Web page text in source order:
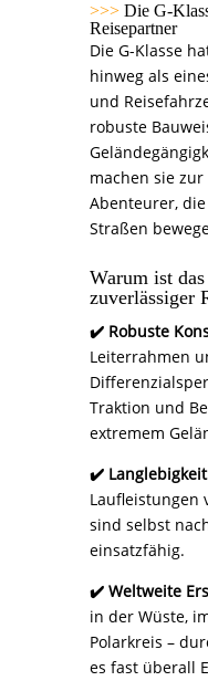
>>> Die G-
Reisepartner
Die G-Klasse
hinweg als
und
robuste
machen sie
Abenteurer,
Straßen
Warum ist
zuverlässiger
✔️ Robuste
Leiterrahmen
Traktion und
extremem
✔️
Laufleistungen
sind selbst
einsatzfähig.
✔️ Weltweite
in der Wüste,
Polarkreis –
es fast überall